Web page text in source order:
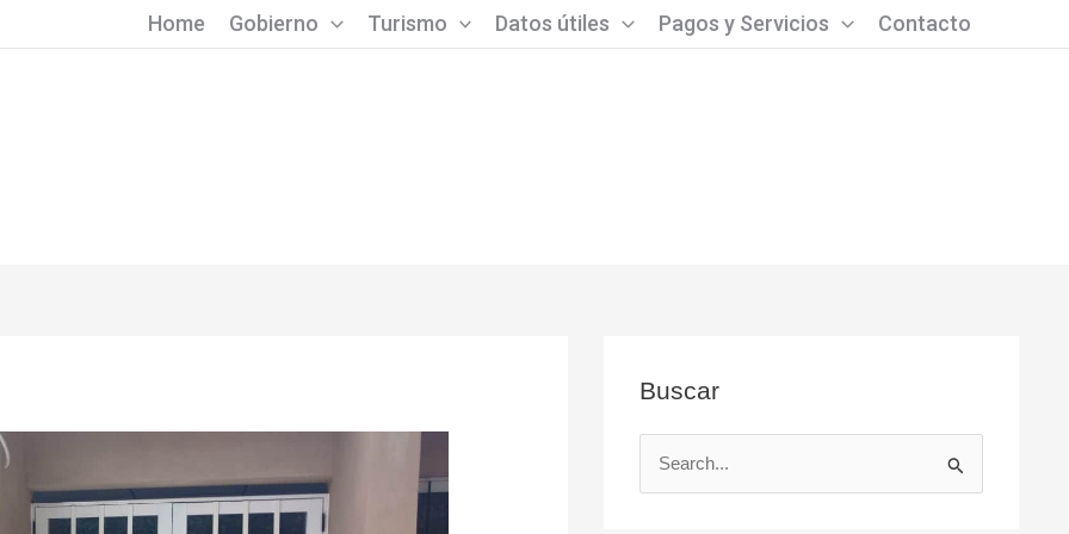
Home Gobierno Turismo Datos útiles Pagos y Servicios Contacto
Buscar